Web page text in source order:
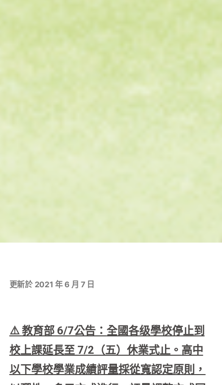
更新於 2021 年 6 月 7 日
⚠️教育部 6/7公告： 全國各级學校停止到
校上課延長至 7/2（五）休業式止。 高中
以下學校學業成績評量採從寬認定原則，